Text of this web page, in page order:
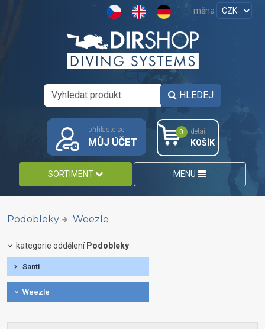
měna
HLEDEJ
přihlaste se
MŮJ ÚČET
0 detail
KOŠÍK
SORTIMENT MENU
Podobleky Weezle
kategorie oddělení Podobleky
Santi
Weezle